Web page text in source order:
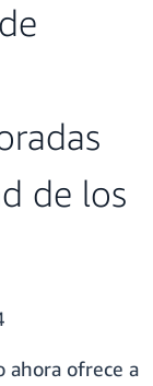
de los
ahora ofrece a